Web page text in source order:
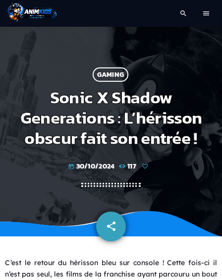
search menu
GAMING
Sonic X Shadow
Generations : L’hérisson
obscur fait son entrée !
today 30/10/2024 117
share
email
C’est le retour du hérisson bleu sur console ! Cette fois-ci il
n’est pas seul, les films de la franchise ayant parcouru un bout